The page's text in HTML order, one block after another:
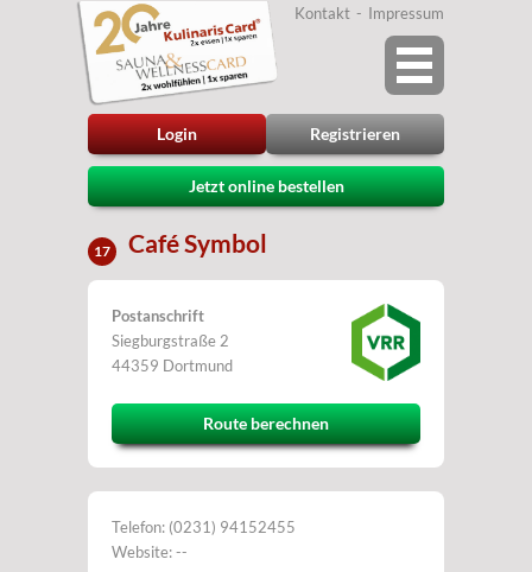
Login Registrieren
Kontakt Impressum
Jetzt online bestellen
17 Café Symbol
Postanschrift
Siegburgstraße 2
44359 Dortmund
Route berechnen
Telefon: (0231) 94152455
Website: --